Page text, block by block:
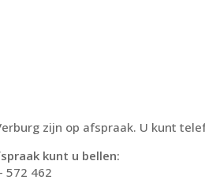
zijn op afspraak. U kunt
kunt u bellen:
572 462